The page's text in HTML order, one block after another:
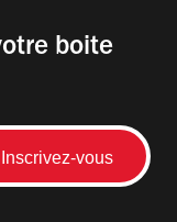
boite